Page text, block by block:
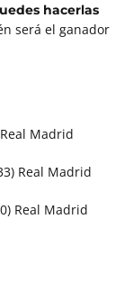
hacerlas
será el ganador
Madrid
Real Madrid
Real Madrid